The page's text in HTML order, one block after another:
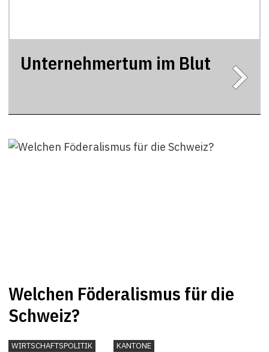
Unternehmertum im Blut
Welchen Föderalismus für die
Schweiz?
WIRTSCHAFTSPOLITIK KANTONE